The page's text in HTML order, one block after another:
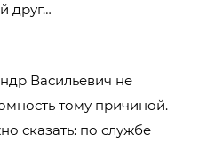
друг…
Васильевич не
тому причиной.
сказать: по службе